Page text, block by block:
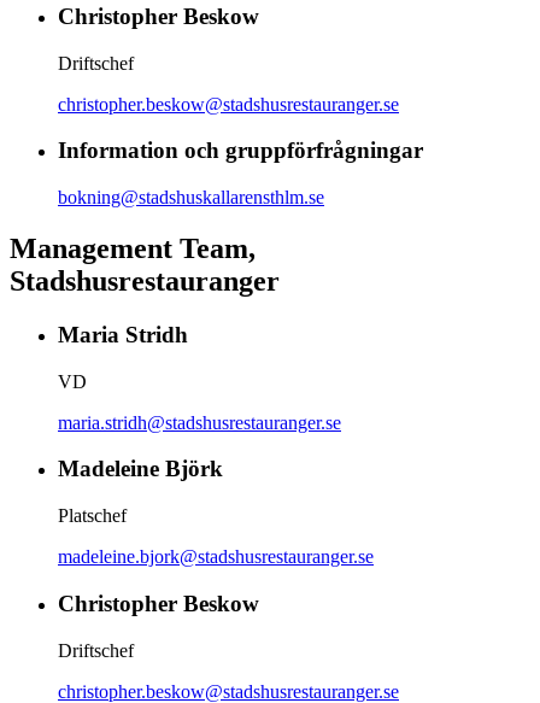
Christopher Beskow
Driftschef
christopher.beskow@stadshusrestauranger.se
Information och gruppförfrågningar
bokning@stadshuskallarensthlm.se
Management Team,
Stadshusrestauranger
Maria Stridh
VD
maria.stridh@stadshusrestauranger.se
Madeleine Björk
Platschef
madeleine.bjork@stadshusrestauranger.se
Christopher Beskow
Driftschef
christopher.beskow@stadshusrestauranger.se